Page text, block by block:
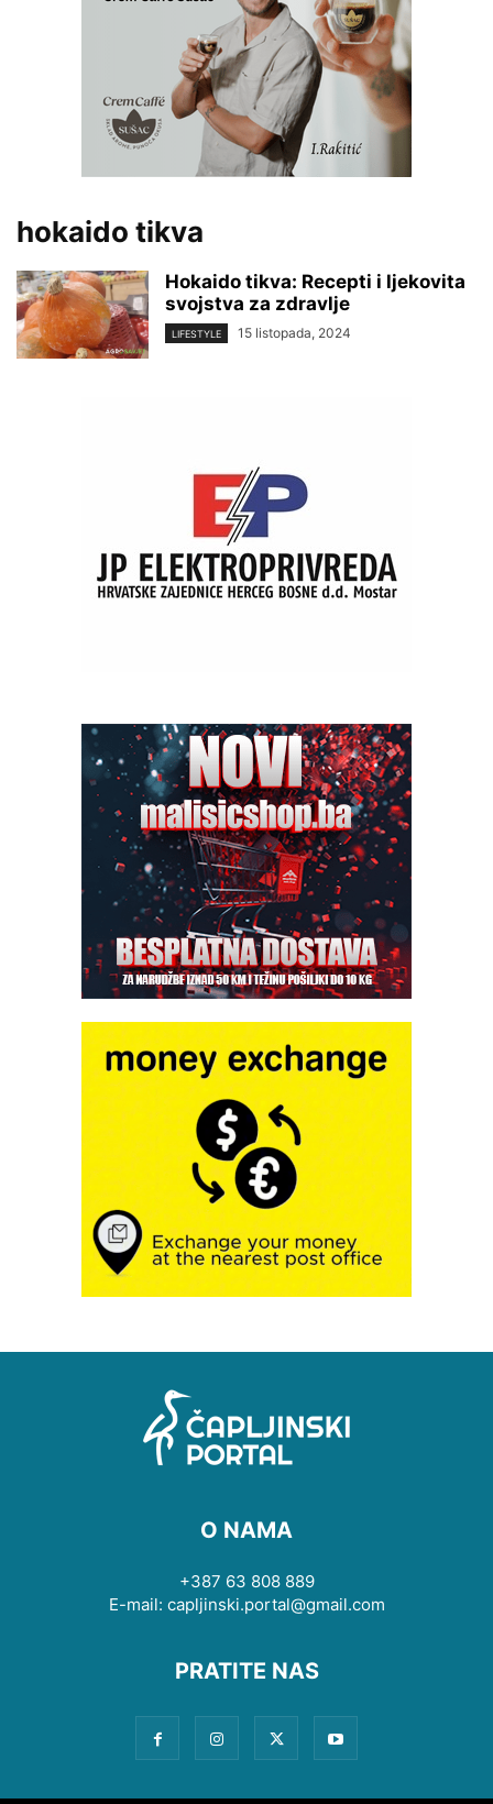
hokaido tikva
Hokaido tikva: Recepti i ljekovita
svojstva za zdravlje
LIFESTYLE 15 listopada, 2024
O NAMA
+387 63 808 889
E-mail: capljinski.portal@gmail.com
PRATITE NAS